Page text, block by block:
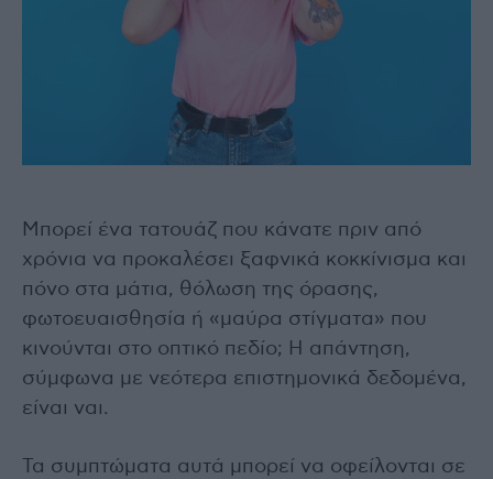
Μπορεί ένα τατουάζ που κάνατε πριν από
χρόνια να προκαλέσει ξαφνικά κοκκίνισμα και
πόνο στα μάτια, θόλωση της όρασης,
φωτοευαισθησία ή «μαύρα στίγματα» που
κινούνται στο οπτικό πεδίο; Η απάντηση,
σύμφωνα με νεότερα επιστημονικά δεδομένα,
είναι ναι.
Τα συμπτώματα αυτά μπορεί να οφείλονται σε